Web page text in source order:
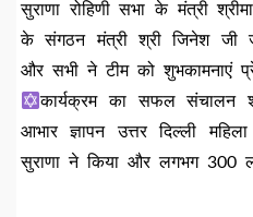
सुराणा रोहिणी सभा के मंत्री
के संगठन मंत्री श्री जिनेश जी
और सभी ने टीम को शुभकामनाएं
कार्यक्रम का सफल संचालन
आभार ज्ञापन उत्तर दिल्ली
सुराणा ने किया और लगभग 300